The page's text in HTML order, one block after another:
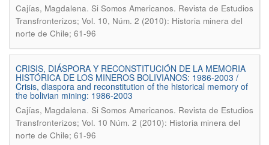
Cajías, Magdalena. Si Somos Americanos. Revista de Estudios
Transfronterizos; Vol. 10, Núm. 2 (2010): Historia minera del
norte de Chile; 61-96
CRISIS, DIÁSPORA Y RECONSTITUCIÓN DE LA MEMORIA
HISTÓRICA DE LOS MINEROS BOLIVIANOS: 1986-2003 /
Crisis, diaspora and reconstitution of the historical memory of
the bolivian mining: 1986-2003
Cajías, Magdalena. Si Somos Americanos. Revista de Estudios
Transfronterizos; Vol. 10 Núm. 2 (2010): Historia minera del
norte de Chile; 61-96